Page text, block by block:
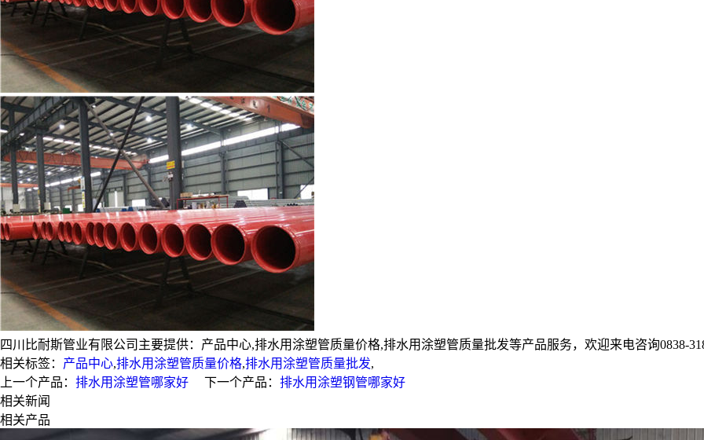
四川比耐斯管业有限公司主要提供：产品中心,排水用涂塑管质量价格,排水用涂塑管质量批发等产品服务，欢迎来电咨询0838-
相关标签： 产品中心,排水用涂塑管质量价格,排水用涂塑管质量批发,
上一个产品： 排水用涂塑管哪家好 下一个产品： 排水用涂塑钢管哪家好
相关新闻
相关产品